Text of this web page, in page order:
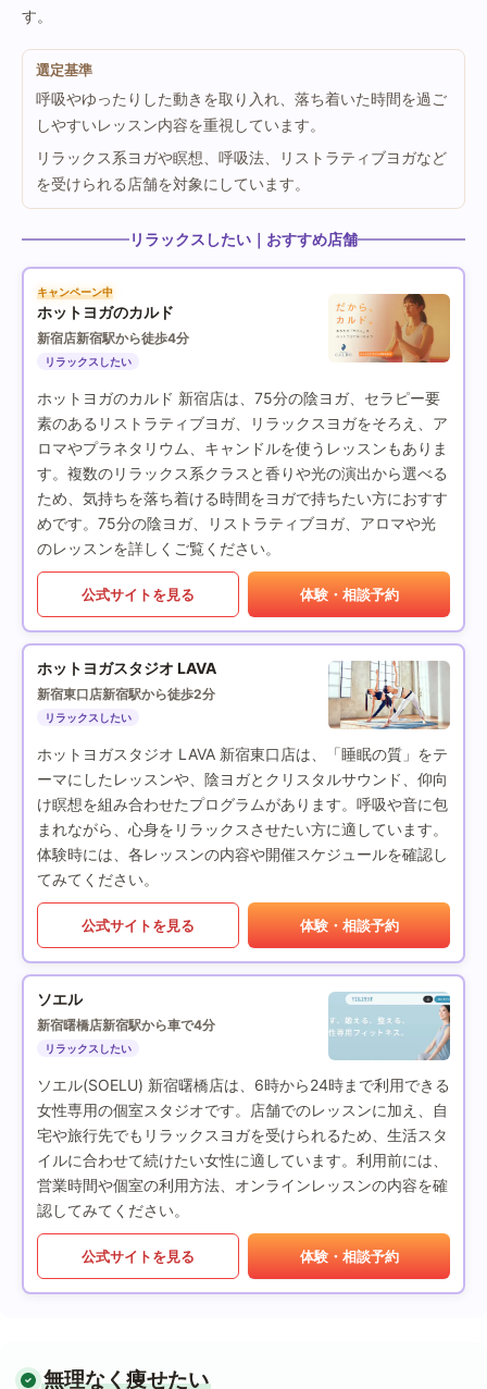
す。
選定基準
呼吸やゆったりした動きを取り入れ、落ち着いた時間を過ご
しやすいレッスン内容を重視しています。
リラックス系ヨガや瞑想、呼吸法、リストラティブヨガなど
を受けられる店舗を対象にしています。
リラックスしたい｜おすすめ店舗
キャンペーン中
ホットヨガのカルド
新宿店新宿駅から徒歩4分
リラックスしたい
ホットヨガのカルド 新宿店は、75分の陰ヨガ、セラピー要
素のあるリストラティブヨガ、リラックスヨガをそろえ、ア
ロマやプラネタリウム、キャンドルを使うレッスンもありま
す。複数のリラックス系クラスと香りや光の演出から選べる
ため、気持ちを落ち着ける時間をヨガで持ちたい方におすす
めです。75分の陰ヨガ、リストラティブヨガ、アロマや光
のレッスンを詳しくご覧ください。
公式サイトを見る 体験・相談予約
ホットヨガスタジオ LAVA
新宿東口店新宿駅から徒歩2分
リラックスしたい
ホットヨガスタジオ LAVA 新宿東口店は、「睡眠の質」をテ
ーマにしたレッスンや、陰ヨガとクリスタルサウンド、仰向
け瞑想を組み合わせたプログラムがあります。呼吸や音に包
まれながら、心身をリラックスさせたい方に適しています。
体験時には、各レッスンの内容や開催スケジュールを確認し
てみてください。
公式サイトを見る 体験・相談予約
ソエル
新宿曙橋店新宿駅から車で4分
リラックスしたい
ソエル(SOELU) 新宿曙橋店は、6時から24時まで利用できる
女性専用の個室スタジオです。店舗でのレッスンに加え、自
宅や旅行先でもリラックスヨガを受けられるため、生活スタ
イルに合わせて続けたい女性に適しています。利用前には、
営業時間や個室の利用方法、オンラインレッスンの内容を確
認してみてください。
公式サイトを見る 体験・相談予約
無理なく痩せたい